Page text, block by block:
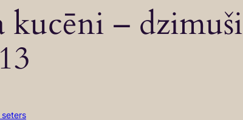
kucēni – dzimuši
seters